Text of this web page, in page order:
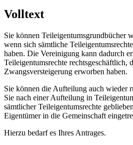
Volltext
Sie können Teileigentumsgrundbücher
wenn sich sämtliche
haben. Die Vereinigung kann dadurch
Teileigentumsrechte rechtsgeschäftlich,
Zwangsversteigerung erworben haben.
Sie können die Aufteilung auch wieder
Sie nach einer Aufteilung in
sämtlicher Teileigentumsrechte
Eigentümer in die Gemeinschaft
Hierzu bedarf es Ihres Antrages.